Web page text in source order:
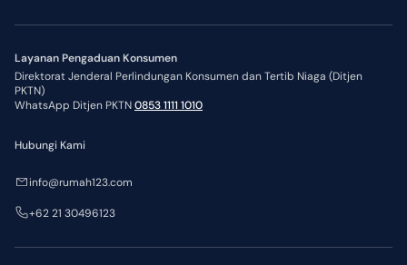
Layanan Pengaduan Konsumen
Direktorat Jenderal Perlindungan Konsumen dan Tertib Niaga (Ditjen
PKTN)
WhatsApp Ditjen PKTN0853 1111 1010
Hubungi Kami
info@rumah123.com
+62 21 30496123